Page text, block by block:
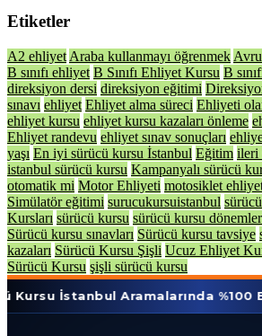
Etiketler
A2 ehliyet Araba kullanmayı öğrenmek
B sınıfı ehliyet B Sınıfı Ehliyet Kursu B
direksiyon dersi direksiyon eğitimi
sınavı ehliyet Ehliyet alma süreci Ehliyeti
ehliyet kursu ehliyet kursu kazaları önleme
Ehliyet randevu ehliyet sınav sonuçları
yaşı En iyi sürücü kursu İstanbul Eğitim ileri
istanbul sürücü kursu Kampanyalı sürücü
otomatik mi Motor Ehliyeti motosiklet
Simülatör eğitimi surucukursuistanbul sürücü
Kursları sürücü kursu sürücü kursu
Sürücü kursu sınavları Sürücü kursu tavsiye
kazaları Sürücü Kursu Şişli Ucuz Ehliyet
Sürücü Kursu şişli sürücü kursu
Aramalarında %100 Başarı ve